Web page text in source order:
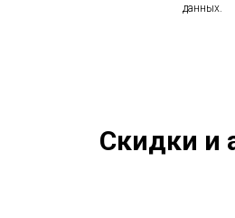
данных.
Скидки и